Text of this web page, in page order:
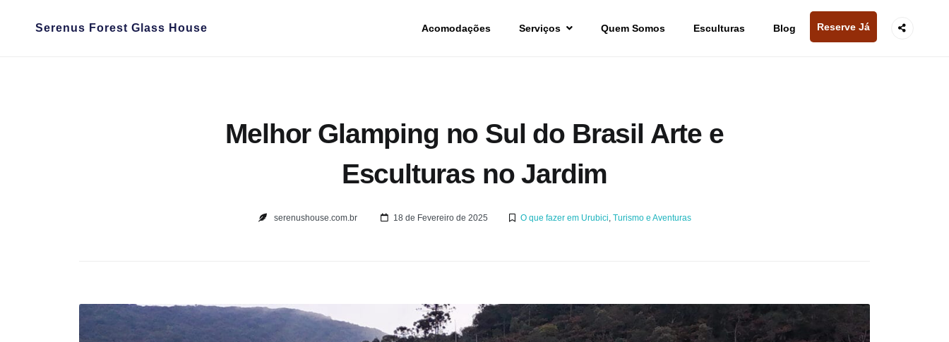
Serenus Forest Glass House Acomodações Serviços Quem Somos Esculturas Blog Reserve Já
Melhor Glamping no Sul do Brasil Arte e
Esculturas no Jardim
serenushouse.com.br 18 de Fevereiro de 2025 O que fazer em Urubici, Turismo e Aventuras